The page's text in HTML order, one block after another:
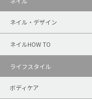
ネイル・デザイン
ネイルHOW TO
ライフスタイル
ボディケア